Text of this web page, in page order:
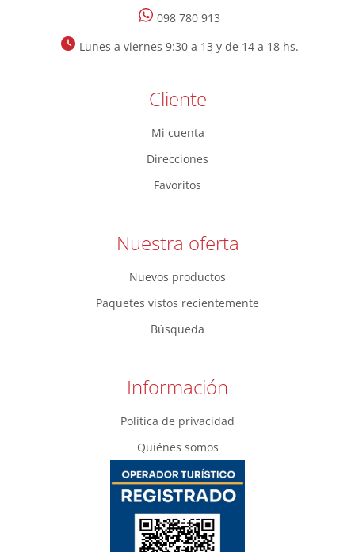
098 780 913
Lunes a viernes 9:30 a 13 y de 14 a 18 hs.
Cliente
Mi cuenta
Direcciones
Favoritos
Nuestra oferta
Nuevos productos
Paquetes vistos recientemente
Búsqueda
Información
Política de privacidad
Quiénes somos